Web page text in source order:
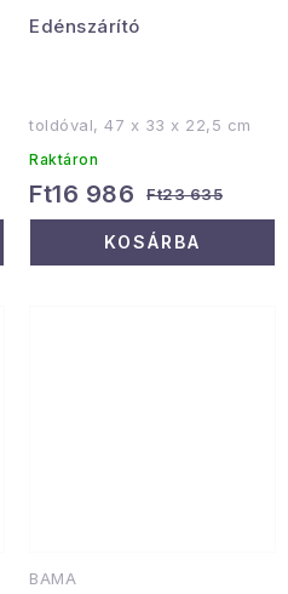
Edénszárító
toldóval, 47 x 33 x 22,5 cm
Raktáron
Ft16 986 Ft23 635
KOSÁRBA
BAMA